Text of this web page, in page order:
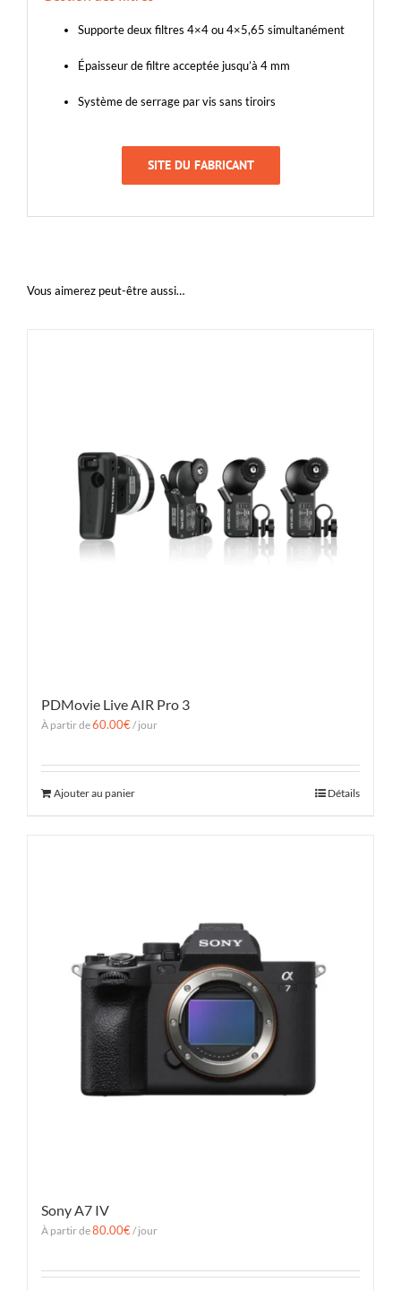
Supporte deux filtres 4×4 ou 4×5,65 simultanément
Épaisseur de filtre acceptée jusqu’à 4 mm
Système de serrage par vis sans tiroirs
SITE DU FABRICANT
Vous aimerez peut-être aussi…
PDMovie Live AIR Pro 3
À partir de60.00€/ jour
Ajouter au panier Détails
Sony A7 IV
À partir de80.00€/ jour